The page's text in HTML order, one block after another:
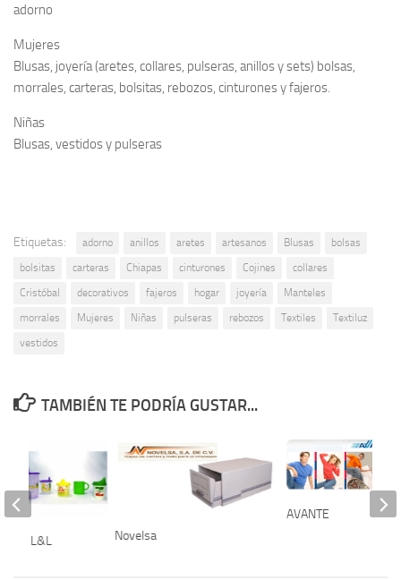
adorno
Mujeres
Blusas, joyería (aretes, collares, pulseras, anillos y sets) bolsas,
morrales, carteras, bolsitas, rebozos, cinturones y fajeros.
Niñas
Blusas, vestidos y pulseras
Etiquetas: adorno anillos aretes artesanos Blusas
bolsas
bolsitas
carteras Chiapas cinturones Cojines
collares
Cristóbal
decorativos fajeros hogar joyería
Manteles
morrales
Mujeres Niñas pulseras rebozos Textiles
Textiluz
vestidos
TAMBIÉN TE PODRÍA GUSTAR...
Novelsa
AVANTE
L&L